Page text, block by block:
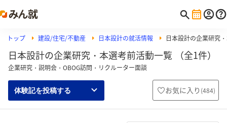
トップ 建設/住宅/不動産 日本設計の就活情報 日本設計の企業研究
日本設計の企業研究・本選考前活動一覧 （全1件）
企業研究・説明会・OBOG訪問・リクルーター面談
体験記を投稿する お気に入り (484)